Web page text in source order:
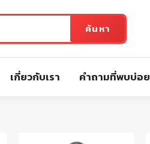
ค้นหา
เกี่ยวกับเรา คำถามที่พบบ่อย